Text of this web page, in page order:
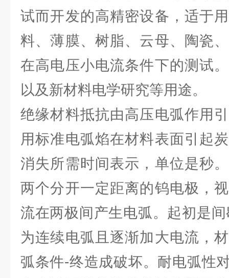
试而开发的高精密设备，适于
料、薄膜、树脂、云母、陶瓷
在高电压小电流条件下的测试
以及新材料电学研究等用途。
绝缘材料抵抗由高压电弧作用
用标准电弧焰在材料表面引起
消失所需时间表示，单位是秒
两个分开一定距离的钨电极，
流在两极间产生电弧。起初是
为连续电弧且逐渐加大电流，
弧条件-终造成破坏。耐电弧性